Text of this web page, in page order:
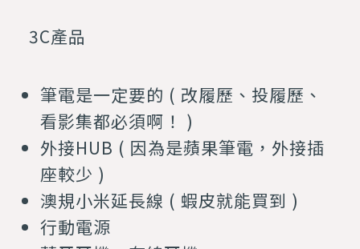
3C產品
筆電是一定要的 ( 改履歷、投履歷、
看影集都必須啊！ )
外接HUB ( 因為是蘋果筆電，外接插
座較少 )
澳規小米延長線 ( 蝦皮就能買到 )
行動電源